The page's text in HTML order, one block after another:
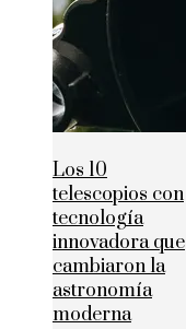
Los 10
telescopios con
tecnología
innovadora que
cambiaron la
astronomía
moderna